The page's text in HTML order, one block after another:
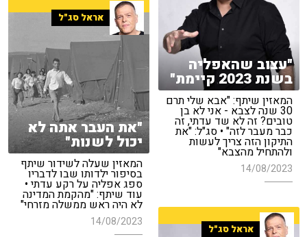
"עצוב שהאפליה
בשנת 2023 קיימת"
המאזין שיתף: "אבא שלי תרם
30 שנה לצבא - אני לא בן
טובים? זה לא שד עדתי, זה
כבר מעבר לזה" • סג"ל: "את
התיקון הזה צריך לעשות
ולהתחיל מהצבא"
14/08/2023
אראל סג"ל
"את העבר אתה לא
יכול לשנות"
המאזין שעלה לשידור שיתף
בסיפור ילדותו שבו לדבריו
ספג אפליה על רקע עדתי •
עוד שיתף: "מהקמת המדינה
לא היה ראש ממשלה מזרחי"
14/08/2023
אראל סג"ל